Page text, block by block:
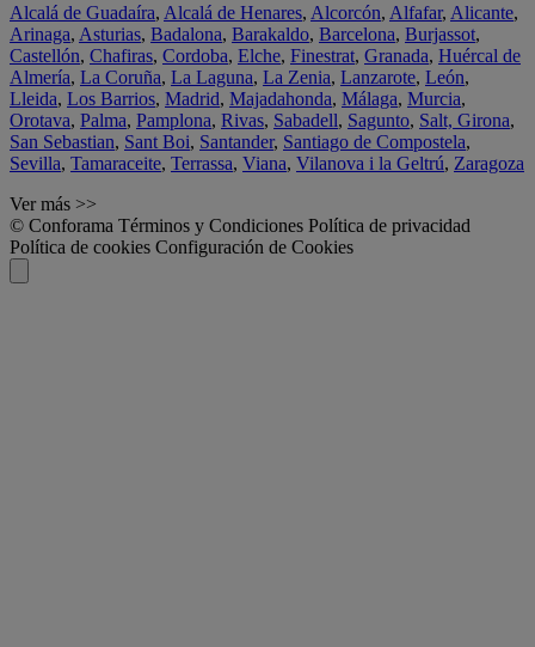
Alcalá de Guadaíra, Alcalá de Henares, Alcorcón, Alfafar, Alicante,
Arinaga, Asturias, Badalona, Barakaldo, Barcelona, Burjassot,
Castellón, Chafiras, Cordoba, Elche, Finestrat, Granada, Huércal de
Almería, La Coruña, La Laguna, La Zenia, Lanzarote, León,
Lleida, Los Barrios, Madrid, Majadahonda, Málaga, Murcia,
Orotava, Palma, Pamplona, Rivas, Sabadell, Sagunto, Salt, Girona,
San Sebastian, Sant Boi, Santander, Santiago de Compostela,
Sevilla, Tamaraceite, Terrassa, Viana, Vilanova i la Geltrú, Zaragoza
Ver más >>
© Conforama Términos y Condiciones Política de privacidad
Política de cookies Configuración de Cookies